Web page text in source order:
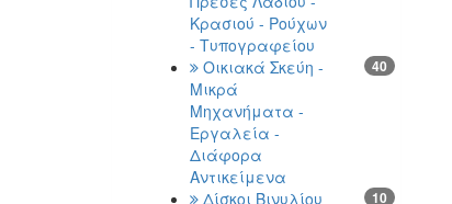
Κρασιού - Ρούχων
- Τυπογραφείου
Οικιακά Σκεύη -
Μικρά
Μηχανήματα -
Εργαλεία -
Διάφορα
Αντικείμενα
40
Δίσκοι Βινυλίου
10